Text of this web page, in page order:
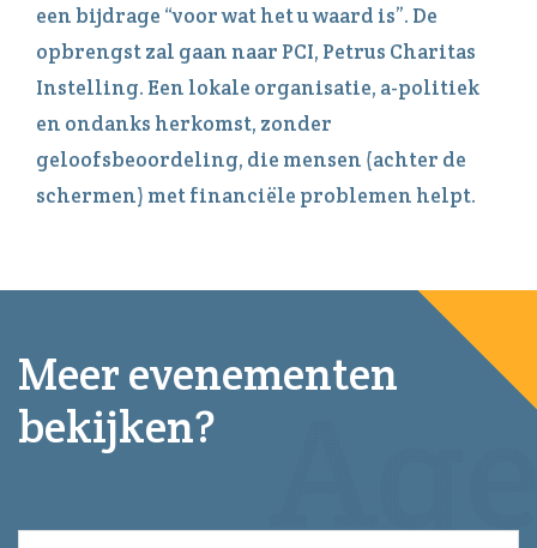
een bijdrage “voor wat het u waard is”. De
opbrengst zal gaan naar PCI, Petrus Charitas
Instelling. Een lokale organisatie, a-politiek
en ondanks herkomst, zonder
geloofsbeoordeling, die mensen (achter de
schermen) met financiële problemen helpt.
Meer evenementen
bekijken?